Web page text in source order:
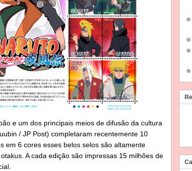
e um dos principais meios de difusão da cultura
/ JP Post) completaram recentemente 10
em 6 cores esses belos selos são altamente
A cada edição são impressas 15 milhões de